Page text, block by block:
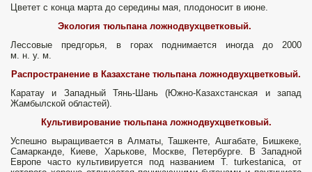
Цветет с конца марта до середины мая, плодоносит в июне.
Экология тюльпана ложнодвухцветковый.
Лессовые предгорья, в горах поднимается иногда до 2000
м. н. у. м.
Распространение в Казахстане тюльпана ложнодвухцветковый.
Каратау и Западный Тянь-Шань (Южно-Казахстанская и запад
Жамбылской областей).
Культивирование тюльпана ложнодвухцветковый.
Успешно выращивается в Алматы, Ташкенте, Ашгабате, Бишкеке,
Самарканде, Киеве, Харькове, Москве, Петербурге. В Западной
Европе часто культивируется под названием Т. turkestanica, от